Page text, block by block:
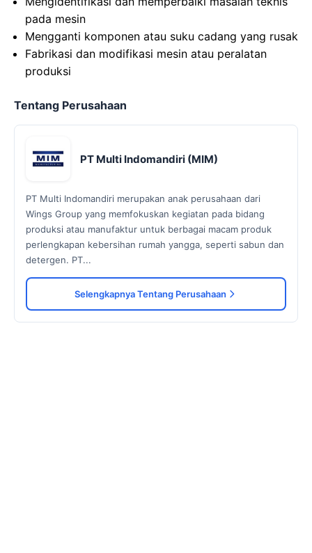
pada mesin
Mengganti komponen atau suku cadang yang rusak
Fabrikasi dan modifikasi mesin atau peralatan
produksi
Tentang Perusahaan
PT Multi Indomandiri (MIM)
PT Multi Indomandiri merupakan anak perusahaan dari
Wings Group yang memfokuskan kegiatan pada bidang
produksi atau manufaktur untuk berbagai macam produk
perlengkapan kebersihan rumah yangga, seperti sabun dan
detergen. PT...
Selengkapnya Tentang Perusahaan